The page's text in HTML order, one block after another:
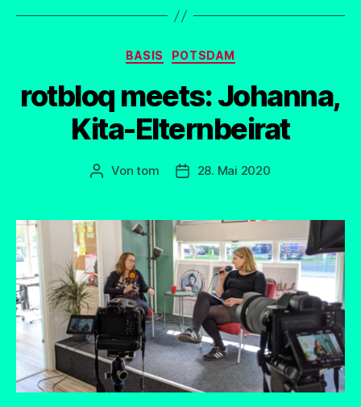
Kategorien
BASIS POTSDAM
rotbloq meets: Johanna,
Kita-Elternbeirat
Beitragsautor
Vontom Beitragsdatum
28. Mai 2020